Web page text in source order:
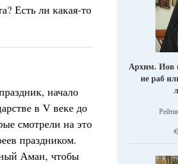
Есть ли какая-то
начало
в V веке до
смотрели на это
праздником.
Аман, чтобы
Архим. Иов
не раб